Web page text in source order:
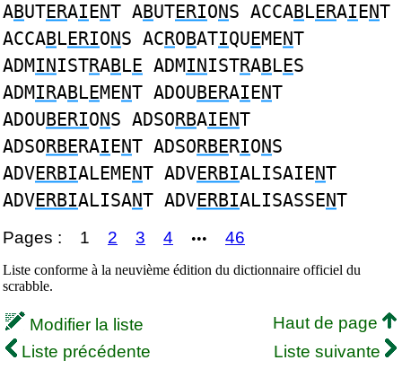
ABUTERAIENT ABUTERIONS ACCABLERAIENT
ACCABLERIONS ACROBATIQUEMENT
ADMINISTRABLE ADMINISTRABLES
ADMIRABLEMENT ADOUBERAIENT
ADOUBERIONS ADSORBAIENT
ADSORBERAIENT ADSORBERIONS
ADVERBIALEMENT ADVERBIALISAIENT
ADVERBIALISANT ADVERBIALISASSENT
Pages : 1 2 3 4 ••• 46
Liste conforme à la neuvième édition du dictionnaire officiel du
scrabble.
Modifier la liste
Haut de page
Liste précédente
Liste suivante